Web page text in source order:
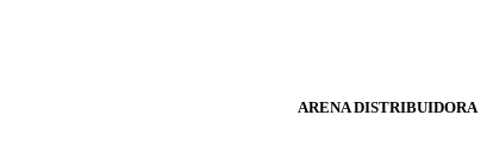
ARENA DISTRIBUIDORA